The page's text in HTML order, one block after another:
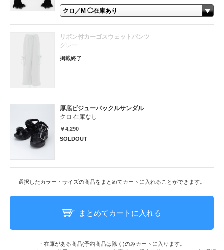
リボン付カーゴスウェットパンツ
グレー
掲載終了
厚底ビジューバックルサンダル
クロ 在庫なし
￥4,290
SOLDOUT
選択したカラー・サイズの商品をまとめてカートに入れることができます。
まとめてカートに入れる
・在庫がある商品(予約商品は除く)のみカートに入ります。